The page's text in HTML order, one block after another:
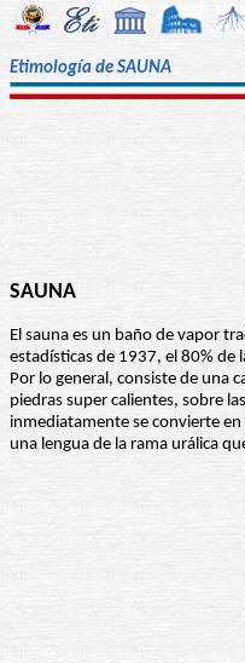
Etimología de SAUNA
SAUNA
El sauna es un baño de vapor
estadísticas de 1937, el 80% de
Por lo general, consiste de una
piedras super calientes, sobre
inmediatamente se convierte en
una lengua de la rama urálica